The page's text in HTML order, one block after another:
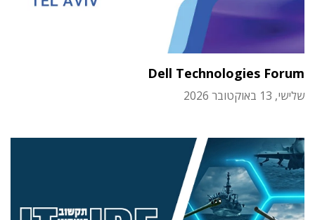
Dell Technologies Forum
שלישי, 13 באוקטובר 2026